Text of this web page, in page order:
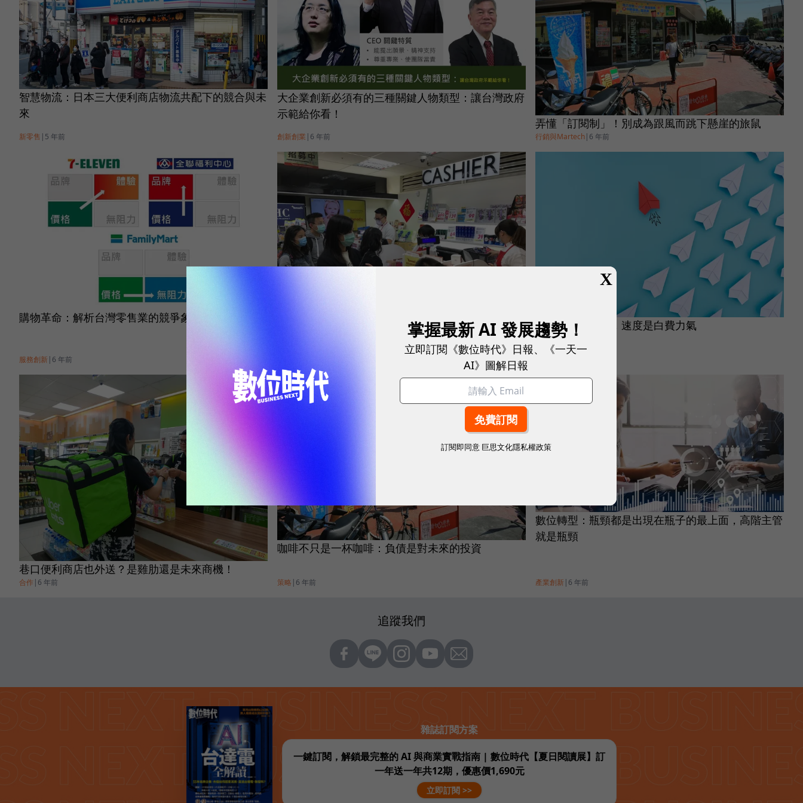
智慧物流：日本三大便利商店物流共配下的競合與未
來
新零售 | 5 年前
大企業創新必須有的三種關鍵人物類型：讓台灣政府
示範給你看！
創新創業 | 6 年前
弄懂「訂閱制」！別成為跟風而跳下懸崖的旅鼠
行銷與Martech| 6 年前
購物革命：解析台灣零售業的競爭象限
服務創新 | 6 年前
從口罩之亂，看服務流程的設計
方向與團隊錯了，速度是白費力氣
巷口便利商店也外送？是雞肋還是未來商機！
合作 | 6 年前
咖啡不只是一杯咖啡：負債是對未來的投資
策略 | 6 年前
數位轉型：瓶頸都是出現在瓶子的最上面，高階主管
就是瓶頸
產業創新 | 6 年前
追蹤我們
雜誌訂閱方案
一鍵訂閱，解鎖最完整的 AI 與商業實戰指南 | 數位時代【夏日閱讀展】訂
一年送一年共12期，優惠價1,690元
立即訂閱 >>
X
掌握最新 AI 發展趨勢！
立即訂閱《數位時代》日報、《一天一
AI》圖解日報
訂閱即同意 巨思文化隱私權政策